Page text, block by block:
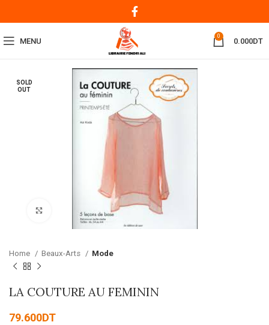
MENU
0
0.000DT
SOLD
OUT
Click to enlarge
Home Beaux-Arts Mode
LA COUTURE AU FEMININ
79.600DT